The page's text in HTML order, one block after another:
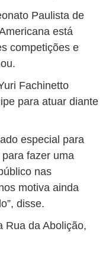
Paulista de
está
competições e
Fachinetto
para atuar diante
especial para
fazer uma
nas
motiva ainda
disse.
Rua da Abolição,